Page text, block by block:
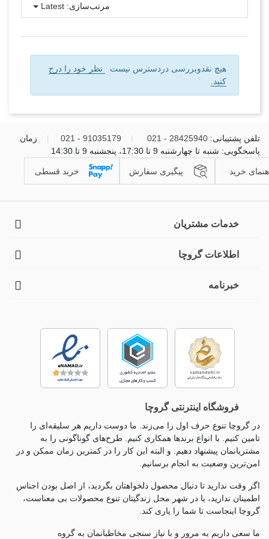
مرتب‌سازی: Latest
هیچ نقدوبررسی دردسترس نیست
نظر خود را درج
کنید.
تلفن پشتیبانی: 28425940 - 021
91035179 - 021
زمان
پاسخگویی: شنبه تا چهارشنبه 9 تا 17:30، پنجشنبه 9 تا 14:30
خرید پیگیری سفارش خرید قسطی
خدمات مشتریان
اطلاعات گروچا
خبرنامه
فروشگاه اینترنتی گروچا
در گروچا تنوع حرف اول را می‌زند. ما دوست داریم هر سلیقه‌ای را
تامین کنیم. با انواع برندها همکاری کنیم. طرح‌های گوناگونی را به
مشتریانمان پیشنهاد دهیم. و البته این کار را در کمترین زمان ممکن و در
امن‌ترین وضعیت به انجام برسانیم.
اگر وقت ندارید تا دنبال محصول دلخواهتان بگردید، از اصل بودن اجناس
اطمینان ندارید، یا در شهر محل زندگیتان تنوع محصولات بی معناست،
گروچا اینجاست تا شما را یاری کند.
ما سعی داریم به مرور و با نیاز سنجی مخاطبانمان به گروه